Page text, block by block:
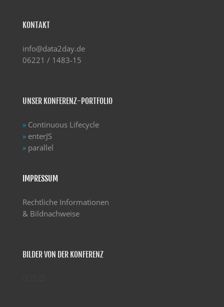
KONTAKT
info@data2day.de
06221 / 1483-15
UNSER KONFERENZ-PORTFOLIO
» Continuous Lifecycle
» enterJS
» parallel
IMPRESSUM
Rechtliche Informationen
& Bildnachweise
BILDER VON DER KONFERENZ